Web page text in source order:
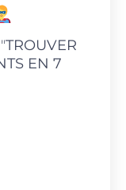
TROUVER
EN 7